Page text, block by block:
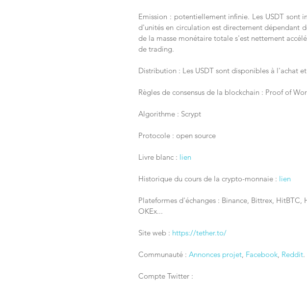
Emission : potentiellement infinie. Les USDT sont
d'unités en circulation est directement dépendant
de la masse monétaire totale s'est nettement
de trading.
Distribution : Les USDT sont disponibles à l'achat
Règles de consensus de la blockchain : Proof of
Algorithme : Scrypt
Protocole : open source
Livre blanc : lien
Historique du cours de la crypto-monnaie : lien
Plateformes d'échanges : Binance, Bittrex, HitBTC,
OKEx...
Site web : https://tether.to/
Communauté : Annonces projet Facebook Reddit.
Compte Twitter :